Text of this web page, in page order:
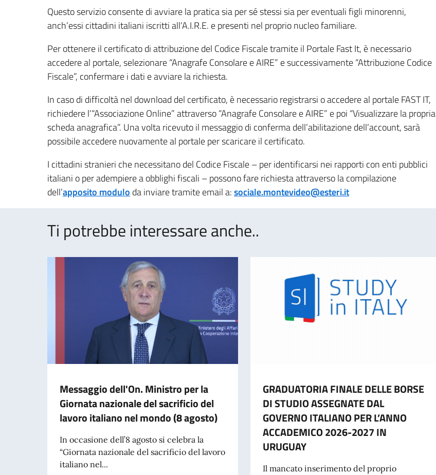
Questo servizio consente di avviare la pratica sia per sé stessi sia per eventuali figli minorenni,
anch’essi cittadini italiani iscritti all’A.I.R.E. e presenti nel proprio nucleo familiare.
Per ottenere il certificato di attribuzione del Codice Fiscale tramite il Portale Fast It, è necessario
accedere al portale, selezionare “Anagrafe Consolare e AIRE” e successivamente “Attribuzione Codice
Fiscale”, confermare i dati e avviare la richiesta.
In caso di difficoltà nel download del certificato, è necessario registrarsi o accedere al portale FAST IT,
richiedere l’“Associazione Online” attraverso “Anagrafe Consolare e AIRE” e poi “Visualizzare la propria
scheda anagrafica”. Una volta ricevuto il messaggio di conferma dell’abilitazione dell’account, sarà
possibile accedere nuovamente al portale per scaricare il certificato.
I cittadini stranieri che necessitano del Codice Fiscale – per identificarsi nei rapporti con enti pubblici
italiani o per adempiere a obblighi fiscali – possono fare richiesta attraverso la compilazione
dell’apposito modulo da inviare tramite email a:sociale.montevideo@esteri.it
Ti potrebbe interessare anche..
Messaggio dell'On. Ministro per la
Giornata nazionale del sacrificio del
lavoro italiano nel mondo (8 agosto)
In occasione dell’8 agosto si celebra la
“Giornata nazionale del sacrificio del lavoro
italiano nel...
GRADUATORIA FINALE DELLE BORSE
DI STUDIO ASSEGNATE DAL
GOVERNO ITALIANO PER L’ANNO
ACCADEMICO 2026-2027 IN
URUGUAY
Il mancato inserimento del proprio